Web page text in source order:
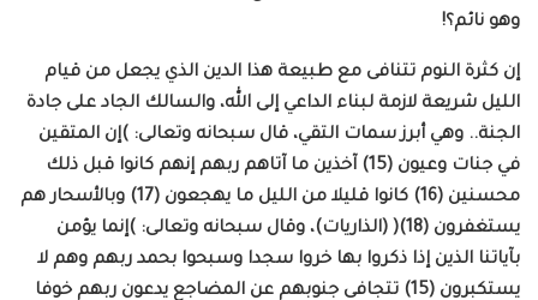
وهو نائم؟!
إن كثرة النوم تتنافى مع طبيعة هذا الدين الذي يجعل من قيام
الليل شريعة لازمة لبناء الداعي إلى الله، والسالك الجاد على جادة
الجنة.. وهي أبرز سمات التقي، قال سبحانه وتعالى: )إن المتقين
في جنات وعيون (15) آخذين ما آتاهم ربهم إنهم كانوا قبل ذلك
محسنين (16) كانوا قليلا من الليل ما يهجعون (17) وبالأسحار هم
يستغفرون (18)( (الذاريات)، وقال سبحانه وتعالى: )إنما يؤمن
بآياتنا الذين إذا ذكروا بها خروا سجدا وسبحوا بحمد ربهم وهم لا
يستكبرون (15) تتجافى جنوبهم عن المضاجع يدعون ربهم خوفا